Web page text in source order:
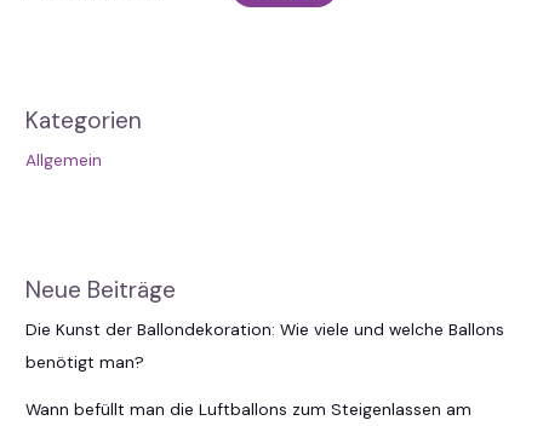
Kategorien
Allgemein
Neue Beiträge
Die Kunst der Ballondekoration: Wie viele und welche Ballons
benötigt man?
Wann befüllt man die Luftballons zum Steigenlassen am